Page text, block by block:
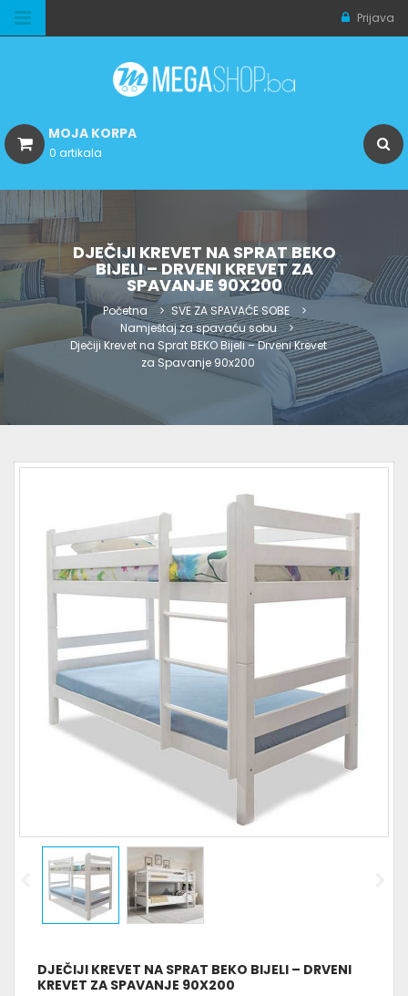
Prijava
MOJA KORPA
0 artikala
DJEČIJI KREVET NA SPRAT BEKO
BIJELI – DRVENI KREVET ZA
SPAVANJE 90X200
Početna
SVE ZA SPAVAĆE SOBE
Namještaj za spavaću sobu
Dječiji Krevet na Sprat BEKO Bijeli – Drveni Krevet
za Spavanje 90x200
DJEČIJI KREVET NA SPRAT BEKO BIJELI – DRVENI
KREVET ZA SPAVANJE 90X200